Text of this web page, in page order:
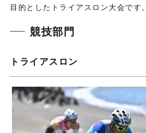
目的としたトライアスロン大会です。
競技部門
トライアスロン